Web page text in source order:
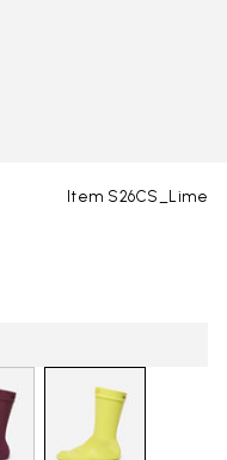
Item S26CS_Lime